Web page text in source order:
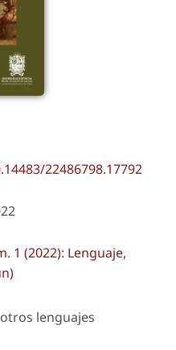
22486798.17792
1 (2022): Lenguaje,
lenguajes